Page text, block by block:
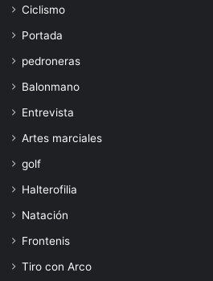
Ciclismo
Portada
pedroneras
Balonmano
Entrevista
Artes marciales
golf
Halterofilia
Natación
Frontenis
Tiro con Arco